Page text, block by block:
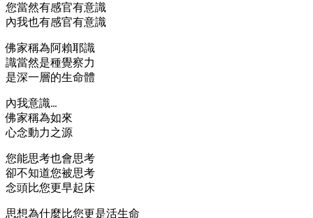
您當然有感官有意識
內我也有感官有意識
佛家稱為阿賴耶識
識當然是種覺察力
是深一層的生命體
內我意識…
佛家稱為如來
心念動力之源
您能思考也會思考
卻不知道您被思考
念頭比您更早起床
思想為什麼比您更是活生命